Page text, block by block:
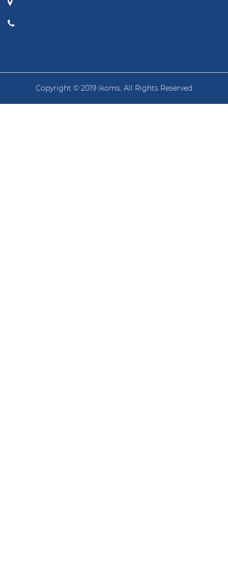
Copyright © 2019 ikoms. All Rights Reserved